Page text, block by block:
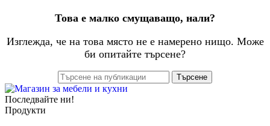
Това е малко смущаващо, нали?
Изглежда, че на това място не е намерено нищо. Може
би опитайте търсене?
Търсене
Последвайте ни!
Продукти